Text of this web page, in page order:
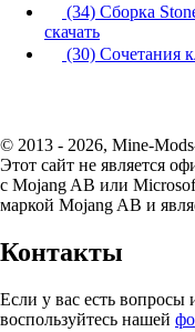
(34) Сборка
скачать
(30) Сочетания
© 2013 - 2026, Mine-
Этот сайт не является
с Mojang AB или
маркой Mojang AB и
Контакты
Если у вас есть
воспользуйтесь нашей